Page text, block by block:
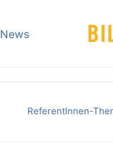
News
ReferentInnen-